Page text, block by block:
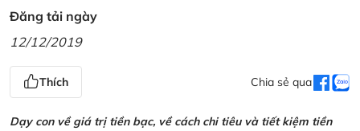
Đăng tải ngày
12/12/2019
Thích Chia sẻ qua
Dạy con về giá trị tiền bạc, về cách chi tiêu và tiết kiệm tiền